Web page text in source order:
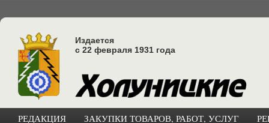
Издается
с 22 февраля 1931 года
РЕДАКЦИЯ ЗАКУПКИ ТОВАРОВ, РАБОТ, УСЛУГ